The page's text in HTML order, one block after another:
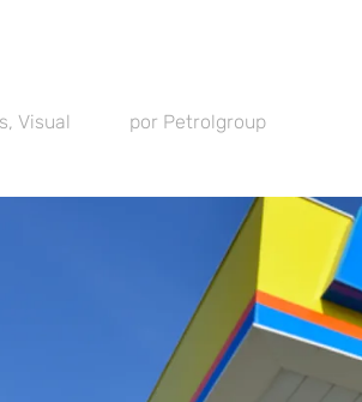
, Visual por Petrolgroup